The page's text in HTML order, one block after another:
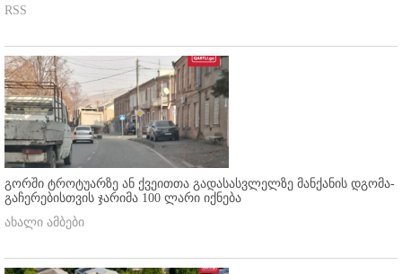
RSS
გორში ტროტუარზე ან ქვეითთა გადასასვლელზე მანქანის დგომა-
გაჩერებისთვის ჯარიმა 100 ლარი იქნება
ახალი ამბები